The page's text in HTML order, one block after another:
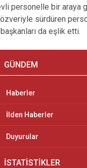
personelle bir araya
sürdüren
da eşlik etti.
GÜNDEM
Haberler
İlden Haberler
Duyurular
İSTATİSTİKLER